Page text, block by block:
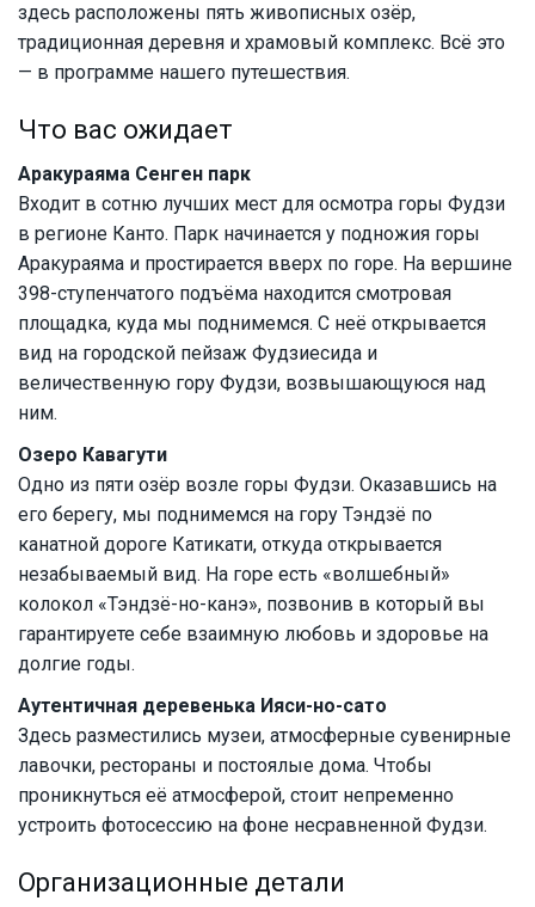
здесь расположены пять живописных озёр,
традиционная деревня и храмовый комплекс. Всё это
— в программе нашего путешествия.
Что вас ожидает
Аракураяма Сенген парк
Входит в сотню лучших мест для осмотра горы Фудзи
в регионе Канто. Парк начинается у подножия горы
Аракураяма и простирается вверх по горе. На вершине
398-ступенчатого подъёма находится смотровая
площадка, куда мы поднимемся. С неё открывается
вид на городской пейзаж Фудзиесида и
величественную гору Фудзи, возвышающуюся над
ним.
Озеро Кавагути
Одно из пяти озёр возле горы Фудзи. Оказавшись на
его берегу, мы поднимемся на гору Тэндзё по
канатной дороге Катикати, откуда открывается
незабываемый вид. На горе есть «волшебный»
колокол «Тэндзё-но-канэ», позвонив в который вы
гарантируете себе взаимную любовь и здоровье на
долгие годы.
Аутентичная деревенька Ияси-но-сато
Здесь разместились музеи, атмосферные сувенирные
лавочки, рестораны и постоялые дома. Чтобы
проникнуться её атмосферой, стоит непременно
устроить фотосессию на фоне несравненной Фудзи.
Организационные детали